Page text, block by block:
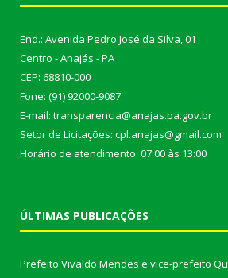
End.: Avenida Pedro José da Silva, 01
Centro - Anajás - PA
CEP: 68810-000
Fone: (91) 92000-9087
E-mail: transparencia@anajas.pa.gov.br
Setor de Licitações: cpl.anajas@gmail.com
Horário de atendimento: 07:00 às 13:00
ÚLTIMAS PUBLICAÇÕES
Prefeito Vivaldo Mendes e vice-prefeito